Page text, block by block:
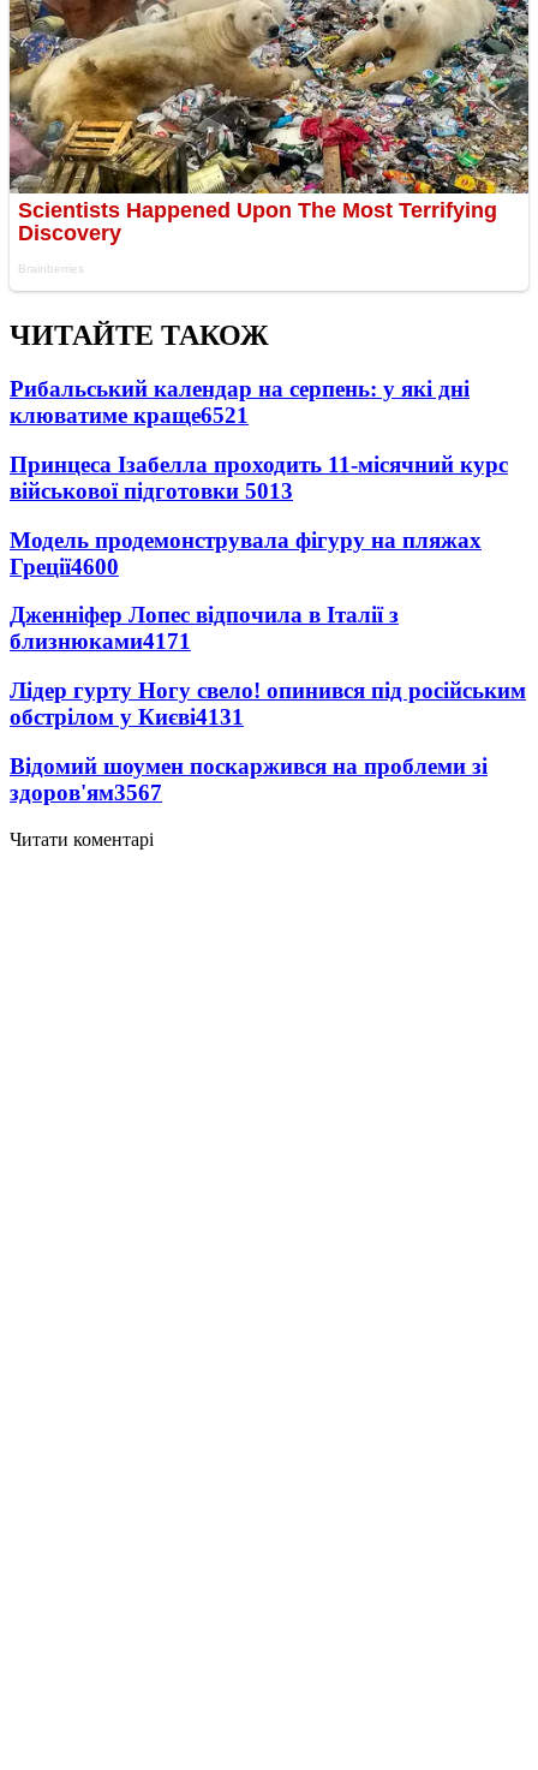
ЧИТАЙТЕ ТАКОЖ
Рибальський календар на серпень: у які дні
клюватиме краще6521
Принцеса Ізабелла проходить 11-місячний курс
військової підготовки 5013
Модель продемонструвала фігуру на пляжах
Греції4600
Дженніфер Лопес відпочила в Італії з
близнюками4171
Лідер гурту Ногу свело! опинився під російським
обстрілом у Києві4131
Відомий шоумен поскаржився на проблеми зі
здоров'ям3567
Читати коментарі